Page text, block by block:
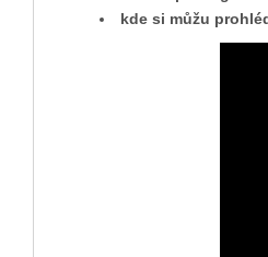
kde si můžu